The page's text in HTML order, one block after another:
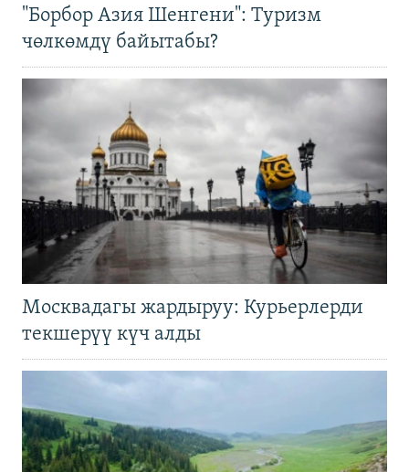
"Борбор Азия Шенгени": Туризм
чөлкөмдү байытабы?
Москвадагы жардыруу: Курьерлерди
текшерүү күч алды